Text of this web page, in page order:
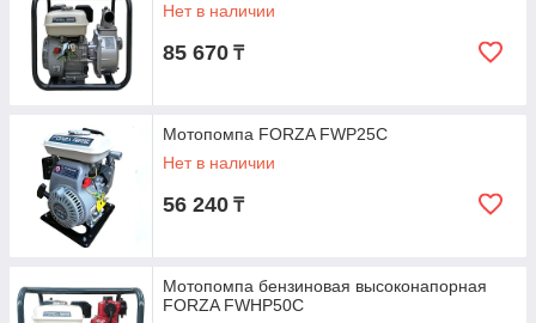
Нет в наличии
85 670 ₸
Мотопомпа FORZA FWP25C
Нет в наличии
56 240 ₸
Мотопомпа бензиновая высоконапорная
FORZA FWHP50C